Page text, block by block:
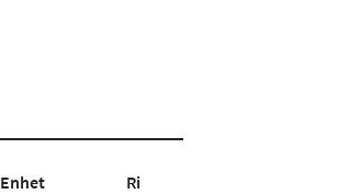
Enhet
Ri